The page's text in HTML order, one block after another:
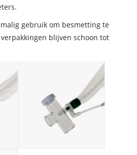
gebruik om besmetting te
blijven schoon tot